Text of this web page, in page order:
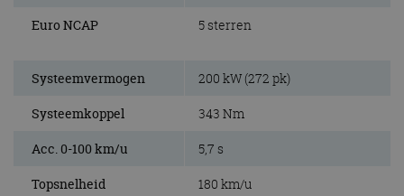
Euro NCAP 5 sterren
Systeemvermogen 200 kW (272 pk)
Systeemkoppel 343 Nm
Acc. 0-100 km/u 5,7 s
Topsnelheid 180 km/u